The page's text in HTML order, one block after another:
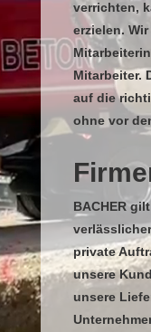
verrichten,
erzielen.
Mitarbeiter.
auf die
ohne vor
BACHER
private
unsere
unsere